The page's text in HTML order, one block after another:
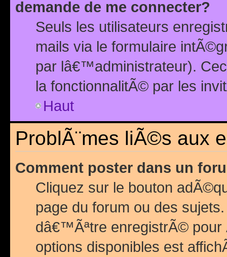
demande de me connecter?
Seuls les utilisateurs
mails via le formulaire
par lâ€™administrateur).
la fonctionnalitÃ© par les
Haut
ProblÃ¨mes liÃ©s aux
Comment poster dans un
Cliquez sur le bouton
page du forum ou des
dâ€™Ãªtre enregistrÃ©
options disponibles est